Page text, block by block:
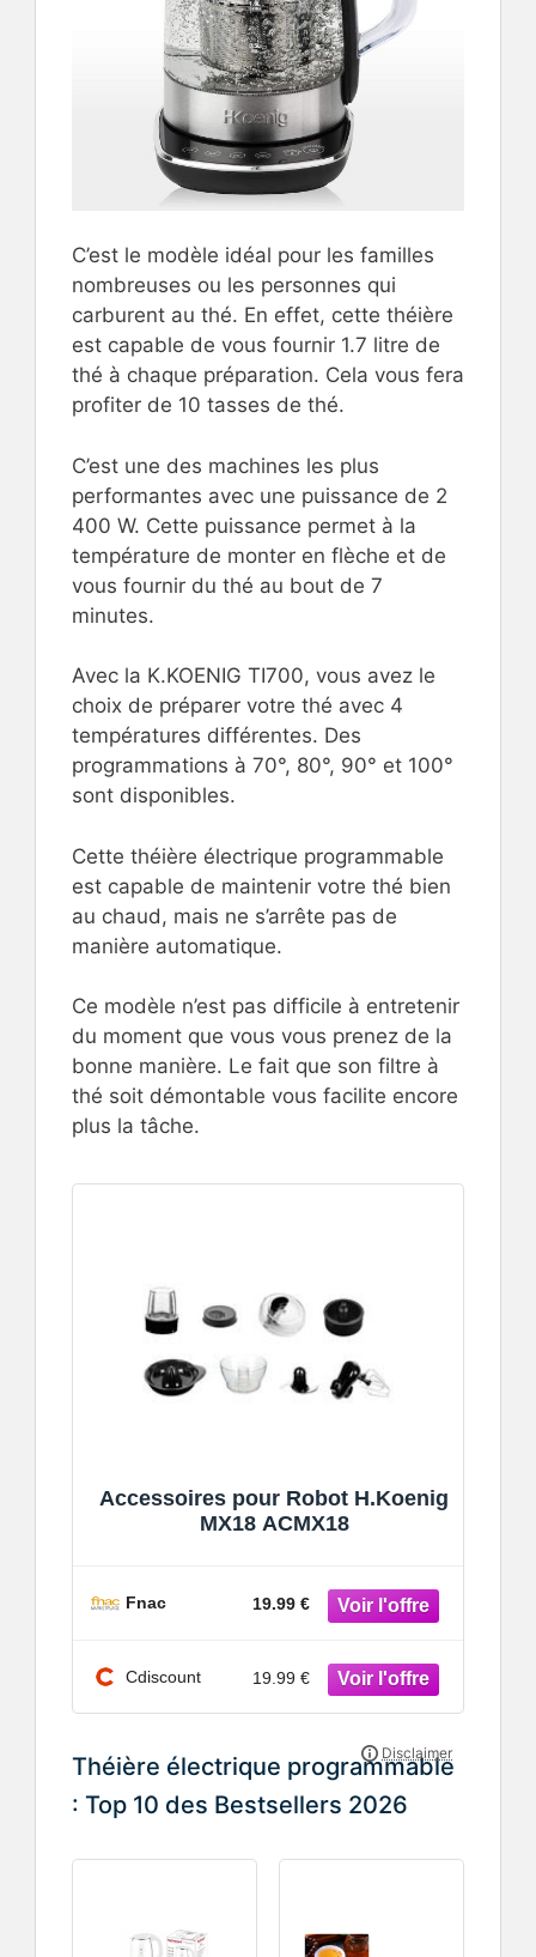
C’est le modèle idéal pour les familles
nombreuses ou les personnes qui
carburent au thé. En effet, cette théière
est capable de vous fournir 1.7 litre de
thé à chaque préparation. Cela vous fera
profiter de 10 tasses de thé.
C’est une des machines les plus
performantes avec une puissance de 2
400 W. Cette puissance permet à la
température de monter en flèche et de
vous fournir du thé au bout de 7
minutes.
Avec la K.KOENIG TI700, vous avez le
choix de préparer votre thé avec 4
températures différentes. Des
programmations à 70°, 80°, 90° et 100°
sont disponibles.
Cette théière électrique programmable
est capable de maintenir votre thé bien
au chaud, mais ne s’arrête pas de
manière automatique.
Ce modèle n’est pas difficile à entretenir
du moment que vous vous prenez de la
bonne manière. Le fait que son filtre à
thé soit démontable vous facilite encore
plus la tâche.
Accessoires pour Robot H.Koenig
MX18 ACMX18
Fnac 19.99 €
Cdiscount 19.99 €
Théière électrique programmable
: Top 10 des Bestsellers 2026